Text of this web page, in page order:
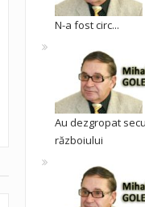
N-a fost circ...
Au dezgropat
războiului